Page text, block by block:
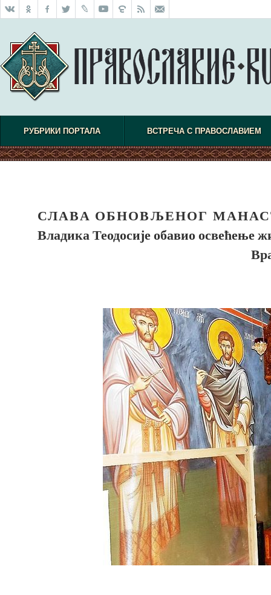
РУБРИКИ ПОРТАЛА ВСТРЕЧА С ПРАВОСЛАВИЕМ
СЛАВА ОБНОВЉЕНОГ
Владика Теодосије обавио освећење